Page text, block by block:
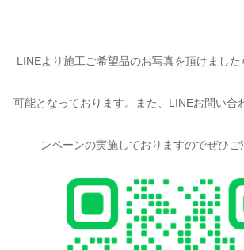
LINEより施工ご希望品のお写真を頂けました
可能となっております。また、LINEお問い合
ンペーンの実施しておりますのでぜひご